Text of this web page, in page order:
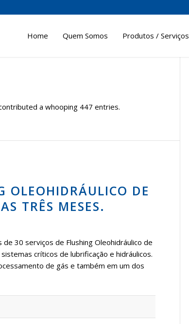
Home Quem Somos Produtos / Serviços
a whooping 447 entries.
OLEOHIDRÁULICO DE
TRÊS MESES.
30 serviços de Flushing Oleohidráulico de
críticos de lubrificação e hidráulicos.
de gás e também em um dos